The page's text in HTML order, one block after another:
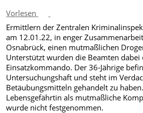
Vorlesen
Ermittlern der Zentralen
am 12.01.22, in enger
Osnabrück, einen mutmaßlichen
Unterstützt wurden die Beamten
Einsatzkommando. Der 36-Jährige
Untersuchungshaft und steht im
Betäubungsmitteln gehandelt zu
Lebensgefährtin als mutmaßliche
wurde nicht festgenommen.